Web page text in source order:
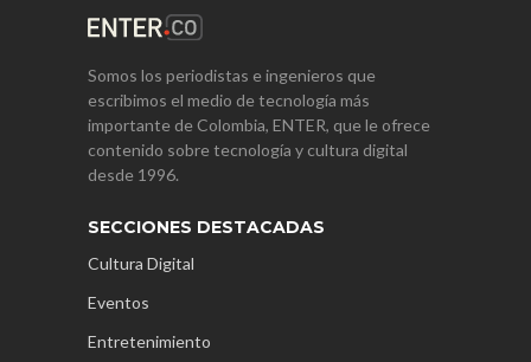
Somos los periodistas e ingenieros que
escribimos el medio de tecnología más
importante de Colombia, ENTER, que le ofrece
contenido sobre tecnología y cultura digital
desde 1996.
SECCIONES DESTACADAS
Cultura Digital
Eventos
Entretenimiento